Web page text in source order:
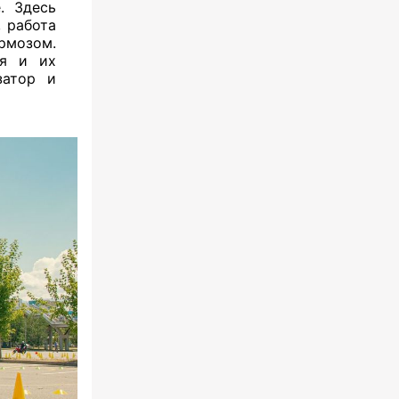
Здесь
и их
и